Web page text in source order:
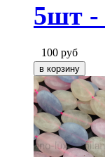
5шт -
100 руб